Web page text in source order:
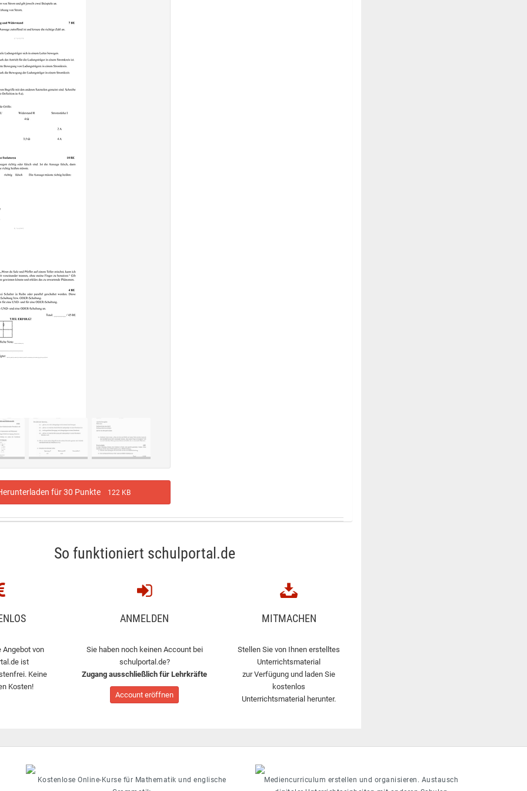
für 30 Punkte 122 KB
So funktioniert schulportal.de
Angebot von
ist
Keine
Kosten!
ANMELDEN
Sie haben noch keinen Account bei
schulportal.de?
Zugang ausschließlich für Lehrkräfte
Account eröffnen
MITMACHEN
Stellen Sie von Ihnen erstelltes
Unterrichtsmaterial
zur Verfügung und laden Sie
kostenlos
Unterrichtsmaterial herunter.
Kostenlose Online-Kurse für Mathematik und englische
Mediencurriculum erstellen und organisieren. Austausch